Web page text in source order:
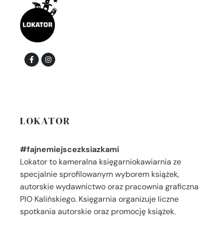
LOKATOR
#fajnemiejscezksiazkami
Lokator to kameralna księgarniokawiarnia ze
specjalnie sprofilowanym wyborem książek,
autorskie wydawnictwo oraz pracownia graficzna
PIO Kalińskiego. Księgarnia organizuje liczne
spotkania autorskie oraz promocję książek.